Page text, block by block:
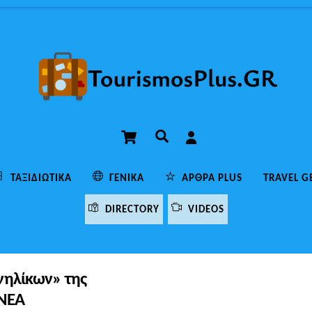
Cart Αναζήτηση
ΤΑΞΙΔΙΩΤΙΚΆ ΓΕΝΙΚΆ ΆΡΘΡΑ PLUS TRAVEL
DIRECTORY VIDEOS
της